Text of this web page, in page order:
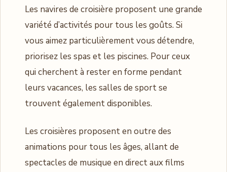
Les navires de croisière proposent une grande
variété d’activités pour tous les goûts. Si
vous aimez particulièrement vous détendre,
priorisez les spas et les piscines. Pour ceux
qui cherchent à rester en forme pendant
leurs vacances, les salles de sport se
trouvent également disponibles.
Les croisières proposent en outre des
animations pour tous les âges, allant de
spectacles de musique en direct aux films